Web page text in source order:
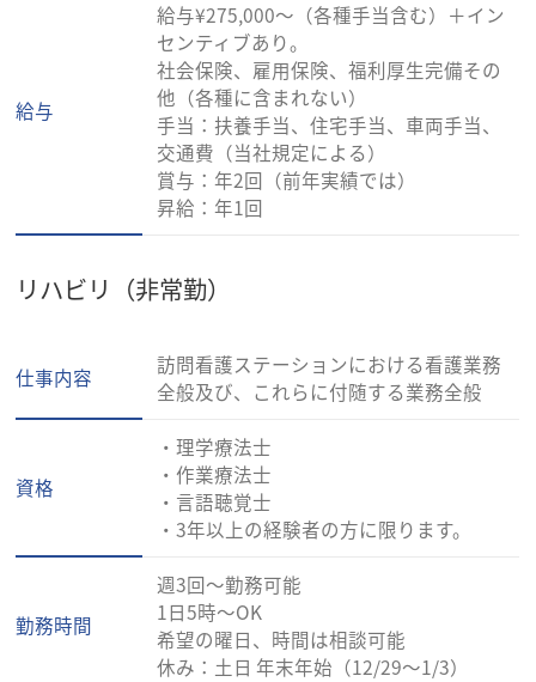
給与
給与¥275,000～（各種手当含む）＋イン
センティブあり。
社会保険、雇用保険、福利厚生完備その
他（各種に含まれない）
手当：扶養手当、住宅手当、車両手当、
交通費（当社規定による）
賞与：年2回（前年実績では）
昇給：年1回
リハビリ（非常勤）
仕事内容
訪問看護ステーションにおける看護業務
全般及び、これらに付随する業務全般
資格
・理学療法士
・作業療法士
・言語聴覚士
・3年以上の経験者の方に限ります。
勤務時間
週3回～勤務可能
1日5時～OK
希望の曜日、時間は相談可能
休み：土日 年末年始（12/29～1/3）